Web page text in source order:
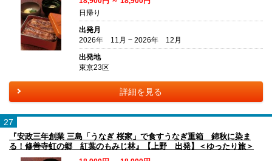
日帰り
出発月
2026年 11月 ~ 2026年 12月
出発地
東京23区
詳細を見る
27
『安政三年創業 三島「うなぎ 桜家」で食すうなぎ重箱 錦秋に染ま
る！修善寺虹の郷 紅葉のもみじ林』【上野 出発】＜ゆったり旅＞